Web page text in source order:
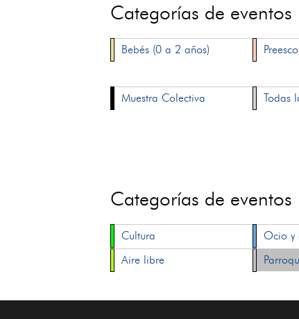
Categorías de
Bebés (0 a 2 años)
Muestra Colectiva
Todas
Categorías de
Cultura Ocio y
Aire libre